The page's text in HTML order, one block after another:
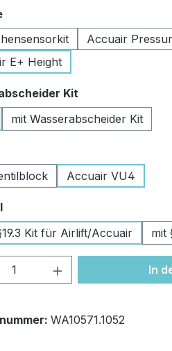
auswählen
Accuair
E+ Height
Kit
mit Wasserabscheider Kit
Accuair VU4
auswählen
Kit für Airlift/Accuair
mit
Anzahl: Gib den
In
WA10571.1052